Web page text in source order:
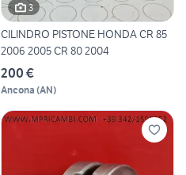
3
CILINDRO PISTONE HONDA CR 85
2006 2005 CR 80 2004
200 €
Ancona (AN)